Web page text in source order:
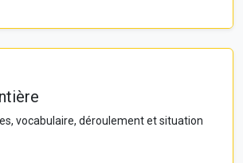
vocabulaire, déroulement et situation